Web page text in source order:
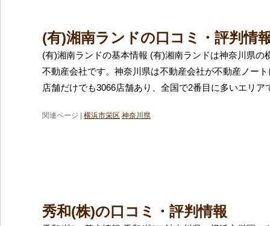
(有)湘南ランドの口コミ・評判情
(有)湘南ランドの基本情報 (有)湘南ランドは神奈川県の
不動産会社です。神奈川県は不動産会社が不動産ノー
店舗だけでも3066店舗あり、全国で2番目に多いエリア
関連ページ | 横浜市栄区 神奈川県
秀和(株)の口コミ・評判情報